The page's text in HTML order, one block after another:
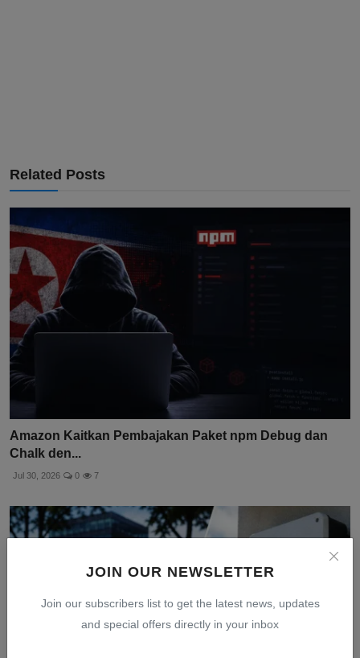
JOIN OUR NEWSLETTER
Join our subscribers list to get the latest news, updates
and special offers directly in your inbox
Related Posts
Amazon Kaitkan Pembajakan Paket npm Debug dan
Chalk den...
Jul 30, 2026 0 7